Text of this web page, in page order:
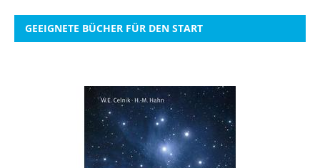
GEEIGNETE BÜCHER FÜR DEN START